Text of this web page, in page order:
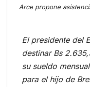
Arce propone
El presidente del
destinar Bs
su sueldo
para el hijo de